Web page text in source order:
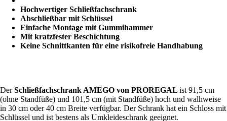
Hochwertiger Schließfachschrank
Abschließbar mit Schlüssel
Einfache Montage mit Gummihammer
Mit kratzfester Beschichtung
Keine Schnittkanten für eine risikofreie Handhabung
DerSchließfachschrank AMEGO von PROREGAL ist 91,5 cm
(ohne Standfüße) und 101,5 cm (mit Standfüße) hoch und walhweise
in 30 cm oder 40 cm Breite verfügbar. Der Schrank hat ein Schloss mit
Schlüssel und ist bestens als Umkleideschrank geeignet.